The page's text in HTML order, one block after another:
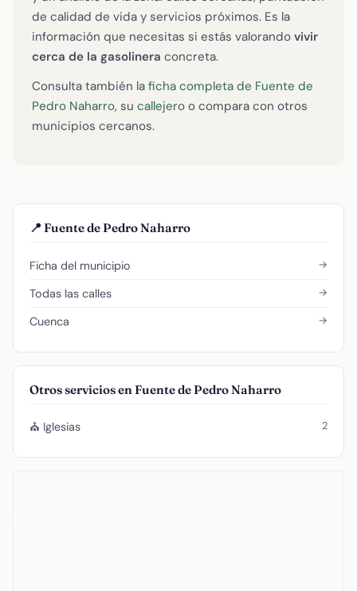
de calidad de vida y servicios próximos. Es la
información que necesitas si estás valorando vivir
cerca de la gasolinera concreta.
Consulta también la ficha completa de Fuente de
Pedro Naharro, su callejero o compara con otros
municipios cercanos.
📍 Fuente de Pedro Naharro
Ficha del municipio →
Todas las calles →
Cuenca →
Otros servicios en Fuente de Pedro Naharro
⛪ Iglesias 2